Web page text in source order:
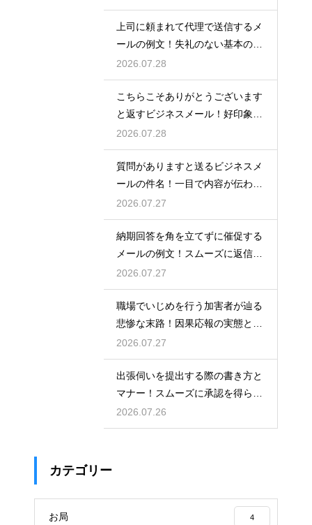
上司に頼まれて代理で送信するメ
ールの例文！失礼のない基本の書
き方
2026.07.28
こちらこそありがとうございます
と返すビジネスメール！好印象な
例文
2026.07.28
質問がありますと送るビジネスメ
ールの件名！一目で内容が伝わる
書き方
2026.07.27
納期回答を角を立てずに催促する
メールの例文！スムーズに返信を
もらう術
2026.07.27
職場でいじめを行う加害者が辿る
悲惨な末路！因果応報の実態と身
の守り方
2026.07.27
出張伺いを提出する際の書き方と
マナー！スムーズに承認を得られ
る例文
2026.07.26
カテゴリー
お局 4